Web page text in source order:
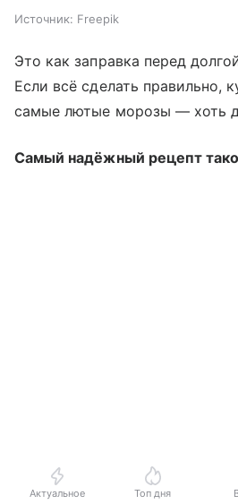
Источник: Freepik
Это как заправка перед
Если всё сделать правильно,
самые лютые морозы — хоть
Самый надёжный рецепт
Актуальное Топ дня